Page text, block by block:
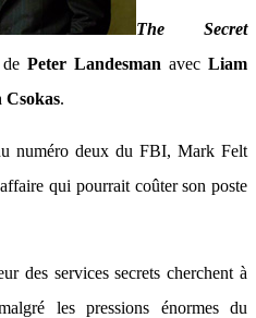
The Secret
Peter Landesman avec Liam
.
numéro deux du FBI, Mark Felt
qui pourrait coûter son poste
des services secrets cherchent à
les pressions énormes du